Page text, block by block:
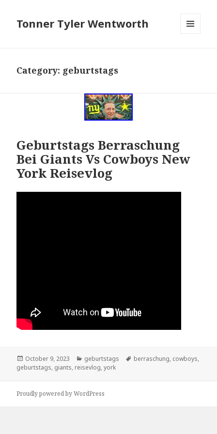
Tonner Tyler Wentworth
Category: geburtstags
Geburtstags Berraschung
Bei Giants Vs Cowboys New
York Reisevlog
Posted
on
October 9, 2023 Categories
geburtstags Tags
berraschung, cowboys,
geburtstags, giants, reisevlog,york
Proudly powered by WordPress